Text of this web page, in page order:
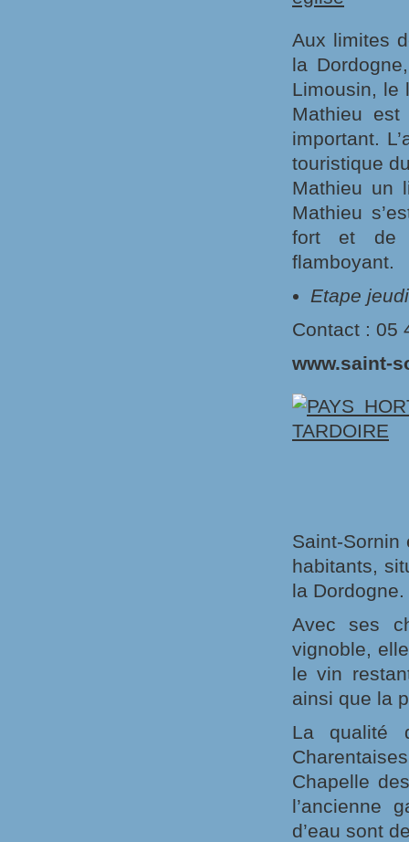
Aux limites
la
Limousin, le
Mathieu
important.
touristique
Mathieu un
Mathieu
fort et de
flamboyant.
Etape
Contact : 05
www.saint-
Saint-
habitants,
la Dordogne.
Avec ses
vignoble,
le vin
ainsi que la
La qualité
Chapelle
l’ancienne
d’eau sont